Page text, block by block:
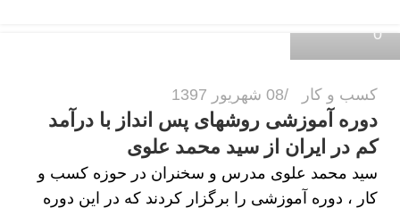
0
کسب و کار 08 شهریور 1397
دوره آموزشی روشهای پس انداز با درآمد
کم در ایران از سید محمد علوی
سید محمد علوی مدرس و سخنران در حوزه کسب و
کار ، دوره آموزشی را برگزار کردند که در این دوره